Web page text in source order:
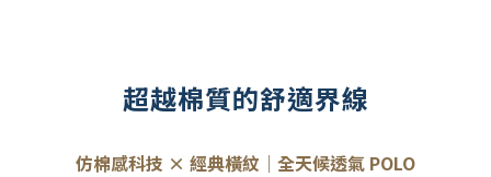
超越棉質的舒適界線
仿棉感科技 × 經典橫紋｜全天候透氣 POLO